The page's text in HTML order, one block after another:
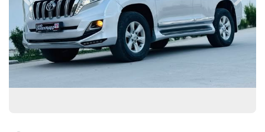
Previous Next